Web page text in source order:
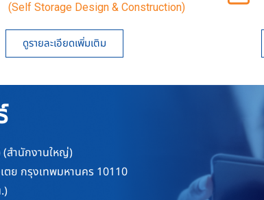
(Self Storage Design & Construction)
ดูรายละเอียดเพิ่มเติม
(สำนักงานใหญ่)
ตย กรุงเทพมหานคร 10110